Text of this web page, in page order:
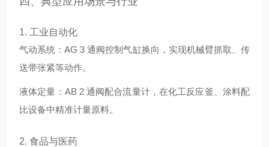
1. 工业自动化
气动系统：AG 3 通阀控制气缸换向，实现机械臂抓取、传
送带张紧等动作。
液体定量：AB 2 通阀配合流量计，在化工反应釜、涂料配
比设备中精准计量原料。
2. 食品与医药